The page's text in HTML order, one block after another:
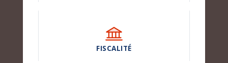
FISCALITÉ